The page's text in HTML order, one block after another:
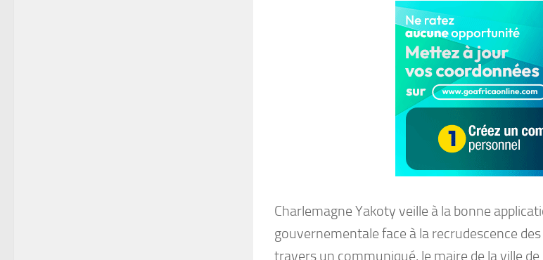
Charlemagne Yakoty veille à la bonne
gouvernementale face à la recrudescence
travers un communiqué, le maire de la ville